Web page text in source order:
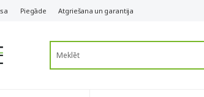
Piegāde Atgriešana un garantija